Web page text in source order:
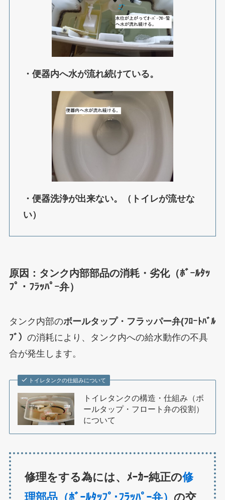
・便器内へ水が流れ続けている。
・便器洗浄が出来ない。（トイレが流せな
い）
原因：タンク内部部品の消耗・劣化（ﾎﾞｰﾙﾀｯ
ﾌﾟ・ﾌﾗｯﾊﾟｰ弁）
タンク内部のボールタップ・フラッパー弁(ﾌﾛｰﾄﾊﾞﾙ
ﾌﾞ） の消耗により、タンク内への給水動作の不具
合が発生します。
トイレタンクの仕組みについて
トイレタンクの構造・仕組み（ボ
ールタップ・フロート弁の役割）
について
修理をする為には、ﾒｰｶｰ純正の修
理部品（ﾎﾞｰﾙﾀｯﾌﾟ･ﾌﾗｯﾊﾟｰ弁） の交